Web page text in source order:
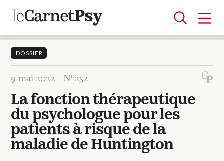
Articles
A la une
Adolescence
Dispositif
Enfance
Périnatalité
Psychanalyse
Psychopathologie
Soin
Dossiers
Auteurs
DOSSIER
9 mai 2022 -N°252
La fonction thérapeutique
du psychologue pour les
patients à risque de la
maladie de Huntington